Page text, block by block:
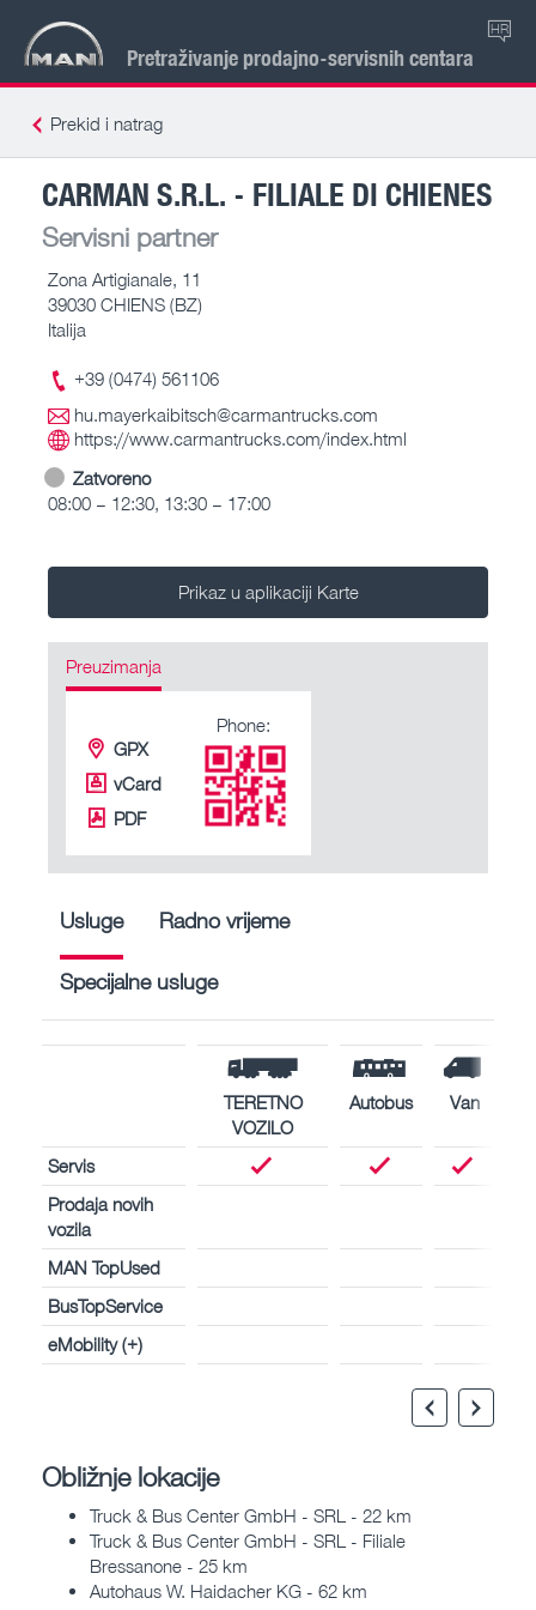
Pretraživanje prodajno-servisnih centara
HR
Prekid i natrag
CARMAN S.R.L. - FILIALE DI CHIENES
Servisni partner
Zona Artigianale, 11
39030 CHIENS (BZ)
Italija
+39 (0474) 561106
hu.mayerkaibitsch@carmantrucks.com
https://www.carmantrucks.com/index.html
Zatvoreno
08:00 – 12:30, 13:30 – 17:00
Prikaz u aplikaciji Karte
Preuzimanja
GPX
vCard
PDF
Phone:
Usluge Radno vrijeme
Specijalne usluge
TERETNO
VOZILO
Autobus Van
Servis
Prodaja novih
vozila
MAN TopUsed
BusTopService
eMobility (+)
Obližnje lokacije
Truck & Bus Center GmbH - SRL - 22 km
Truck & Bus Center GmbH - SRL - Filiale
Bressanone - 25 km
Autohaus W. Haidacher KG - 62 km